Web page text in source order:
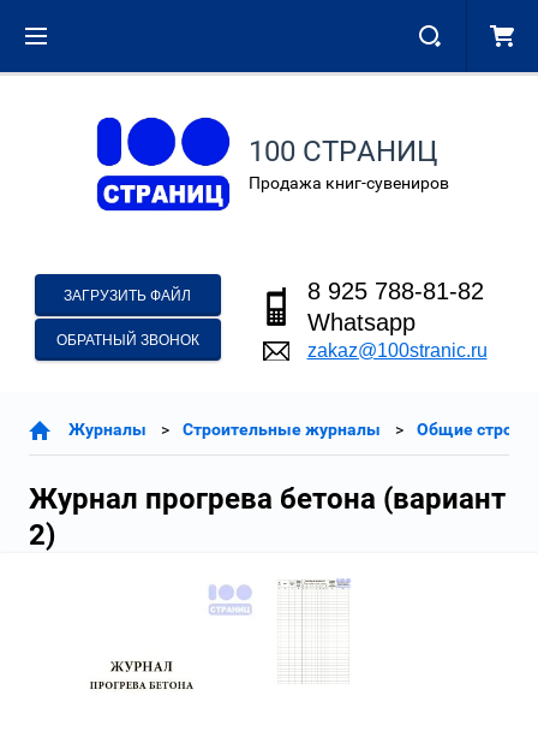
100 СТРАНИЦ
Продажа книг-сувениров
ЗАГРУЗИТЬ ФАЙЛ
ОБРАТНЫЙ ЗВОНОК
8 925 788-81-82
Whatsapp
zakaz@100stranic.ru
Журналы Строительные журналы Общие
Журнал прогрева бетона (вариант
2)